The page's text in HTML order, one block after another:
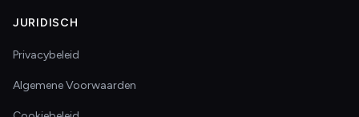
JURIDISCH
Privacybeleid
Algemene Voorwaarden